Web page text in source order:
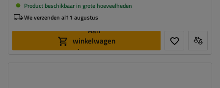
Product beschikbaar in grote hoeveelheden
We verzenden al11 augustus
Aan
winkelwagen
toevoegen